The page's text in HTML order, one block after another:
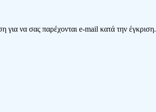
για να σας παρέχονται e-mail κατά την έγκριση.